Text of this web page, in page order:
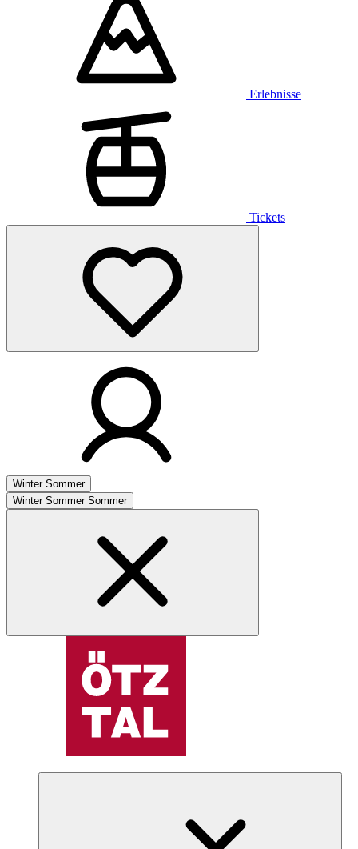
Erlebnisse
Tickets
Winter Sommer
Winter Sommer Sommer